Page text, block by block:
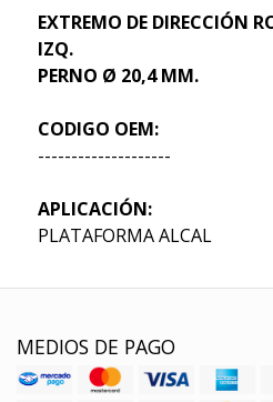
EXTREMO DE DIRECCIÓN
IZQ.
PERNO Ø 20,4 MM.
CODIGO OEM:
--------------------
APLICACIÓN:
PLATAFORMA ALCAL
MEDIOS DE PAGO